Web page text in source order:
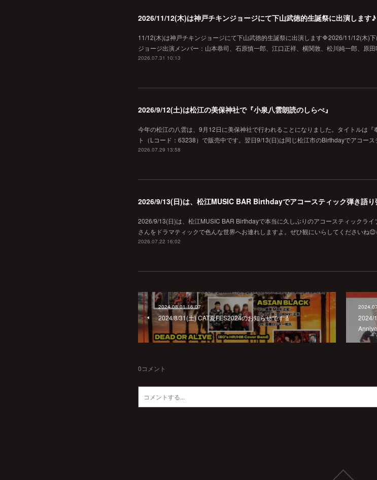
2026/11/12(木)は神戸チキンジョージにて下山武徳的生誕祭に出演します♪
11/12(木)は神戸チキンジョージにて下山武徳的生誕祭に出演します🔷2026/11/12(木)
ジョージ出演メンバー：山本恭司、石原慎一郎、江口正祥、横関敦、松川純一郎、原
2026.07.31 10:13
2026/9/12(土)は松江の美保神社で『小泉八雲朗読のしらべ』
今年の松江の八雲は、9月12日に美保神社で行われることになりました。タイトルは『
ト（Lコード：63238）で販売中です。翌日9/13(日)は同じ松江市のBirthdayでアコー
2026.07.29 13:58
2026/9/13(日)は、松江MUSIC BAR Birthdayでアコースティック弾き語
2026/9/13(日)は、松江MUSIC BAR Birthdayで本当に久しぶりのアコースティックラ
さんをドラマティックで色んな世界へお連れしますよ。ぜひ観にいらしてくださいね
2026.07.22 16:02
2024.08.01 16:07
2024/8/31(土) CAT夏FES2024のお知らせです🎸
2024/
0コメント